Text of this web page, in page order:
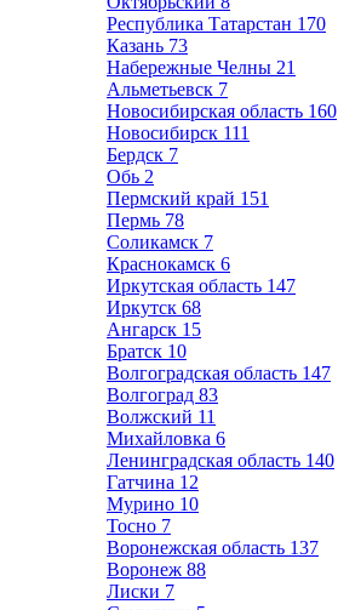
Республика Татарстан 170
Казань 73
Набережные Челны 21
Альметьевск 7
Новосибирская область 160
Новосибирск 111
Бердск 7
Обь 2
Пермский край 151
Пермь 78
Соликамск 7
Краснокамск 6
Иркутская область 147
Иркутск 68
Ангарск 15
Братск 10
Волгоградская область 147
Волгоград 83
Волжский 11
Михайловка 6
Ленинградская область 140
Гатчина 12
Мурино 10
Тосно 7
Воронежская область 137
Воронеж 88
Лиски 7